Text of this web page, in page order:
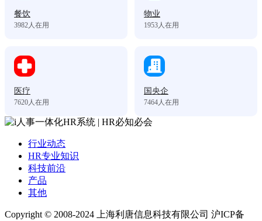
餐饮
3982人在用
物业
1953人在用
医疗
7620人在用
国央企
7464人在用
行业动态
HR专业知识
科技前沿
产品
其他
Copyright © 2008-2024 上海利唐信息科技有限公司 沪ICP备